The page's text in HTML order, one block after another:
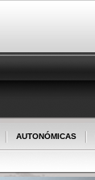
AUTONÓMICAS